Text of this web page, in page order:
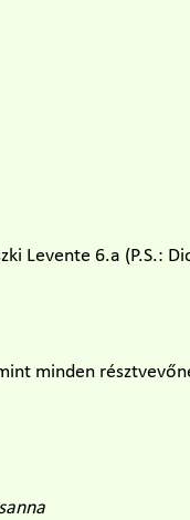
Levente 6.a (P.S.:
minden